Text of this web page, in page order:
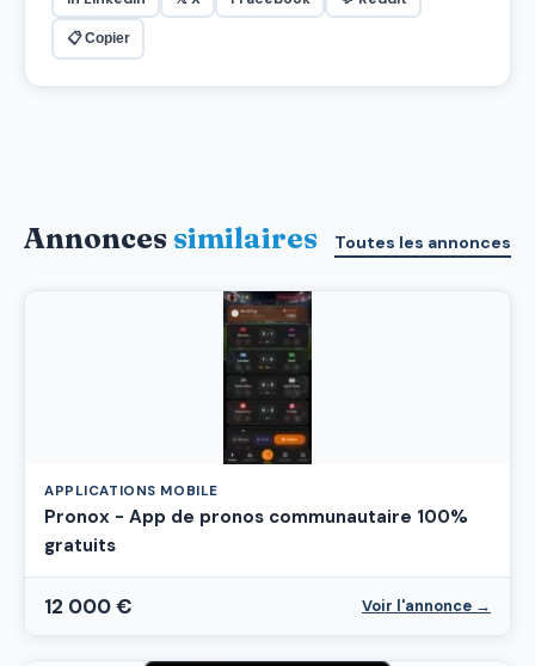
📋 Copier
Annonces similaires Toutes les annonces
APPLICATIONS MOBILE
Pronox - App de pronos communautaire 100%
gratuits
12 000 € Voir l'annonce →